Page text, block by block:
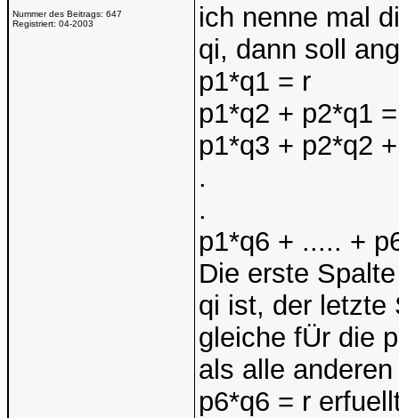
Nummer des Beitrags: 647
Registriert: 04-2003
ich nenne mal
qi, dann soll
p1*q1 = r
p1*q2 + p2*q1
p1*q3 + p2*q2
.
.
p1*q6 + ..... +
Die erste
qi ist, der letzte
gleiche fÜr die
als alle
p6*q6 = r